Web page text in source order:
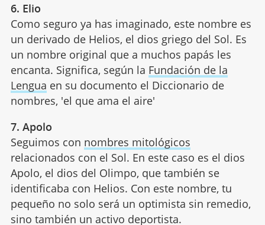
6. Elio
Como seguro ya has imaginado, este nombre es
un derivado de Helios, el dios griego del Sol. Es
un nombre original que a muchos papás les
encanta. Significa, según la Fundación de la
Lengua en su documento el Diccionario de
nombres, 'el que ama el aire'
7. Apolo
Seguimos con nombres mitológicos
relacionados con el Sol. En este caso es el dios
Apolo, el dios del Olimpo, que también se
identificaba con Helios. Con este nombre, tu
pequeño no solo será un optimista sin remedio,
sino también un activo deportista.